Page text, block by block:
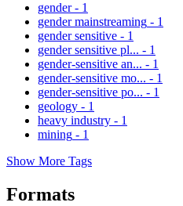
gender - 1
gender mainstreaming - 1
gender sensitive - 1
gender sensitive pl... - 1
gender-sensitive an... - 1
gender-sensitive mo... - 1
gender-sensitive po... - 1
geology - 1
heavy industry - 1
mining - 1
Show More Tags
Formats